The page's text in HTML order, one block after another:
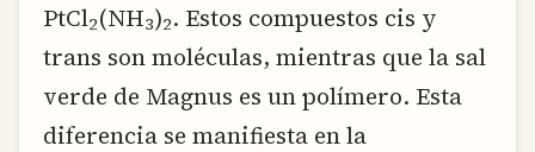
PtCl2(NH3)2. Estos compuestos cis y
trans son moléculas, mientras que la sal
verde de Magnus es un polímero. Esta
diferencia se manifiesta en la